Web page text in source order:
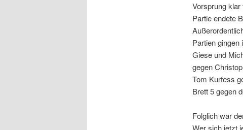
Vorsprung
Partie endete
Partien
Giese und
gegen
Tom Kurfess
Brett 5 gegen
Folglich war